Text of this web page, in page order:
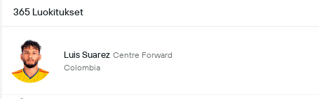
365 Luokitukset
Luis Suarez Centre Forward
Colombia